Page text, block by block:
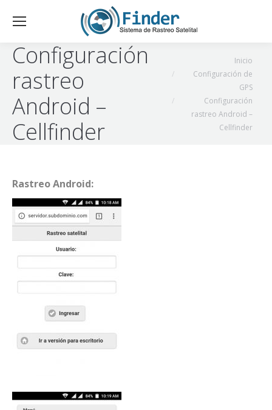
Configuración
rastreo
Android –
Cellfinder
Inicio
Configuración de
GPS
Configuración
rastreo Android –
Cellfinder
Rastreo Android: